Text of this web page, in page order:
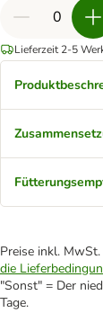
Lieferzeit 2-5
Preise inkl.
die
"Sonst" = Der
Tage.